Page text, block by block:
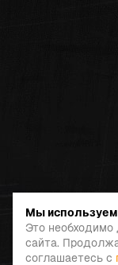
Мы
Это необходимо
сайта.
соглашаетесь с